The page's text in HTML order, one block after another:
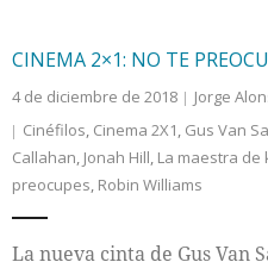
Nacional
Colaboradores
CINEMA 2×1: NO TE
4 de diciembre de 2018 Jorge
Cinéfilos, Cinema 2X1, Gus Van
Callahan, Jonah Hill, La maestra de
preocupes, Robin Williams
La nueva cinta de Gus Van